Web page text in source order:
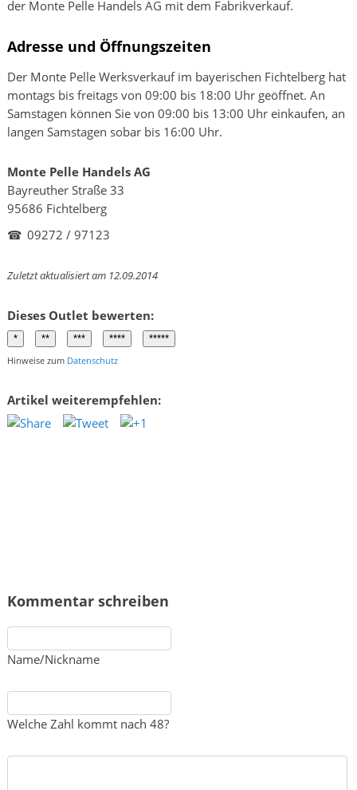
der Monte Pelle Handels AG mit dem Fabrikverkauf.
Adresse und Öffnungszeiten
Der Monte Pelle Werksverkauf im bayerischen Fichtelberg hat
montags bis freitags von 09:00 bis 18:00 Uhr geöffnet. An
Samstagen können Sie von 09:00 bis 13:00 Uhr einkaufen, an
langen Samstagen sobar bis 16:00 Uhr.
Monte Pelle Handels AG
Bayreuther Straße 33
95686 Fichtelberg
☎ 09272 / 97123
Zuletzt aktualisiert am 12.09.2014
Dieses Outlet bewerten:
Hinweise zum Datenschutz
Artikel weiterempfehlen:
Kommentar schreiben
Name/Nickname
Welche Zahl kommt nach 48?